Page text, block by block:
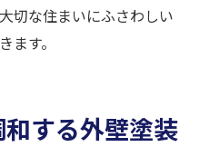
切な住まいにふさわしい
ます。
する外壁塗装